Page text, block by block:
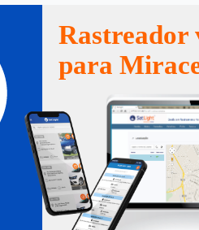
Rastreador
para